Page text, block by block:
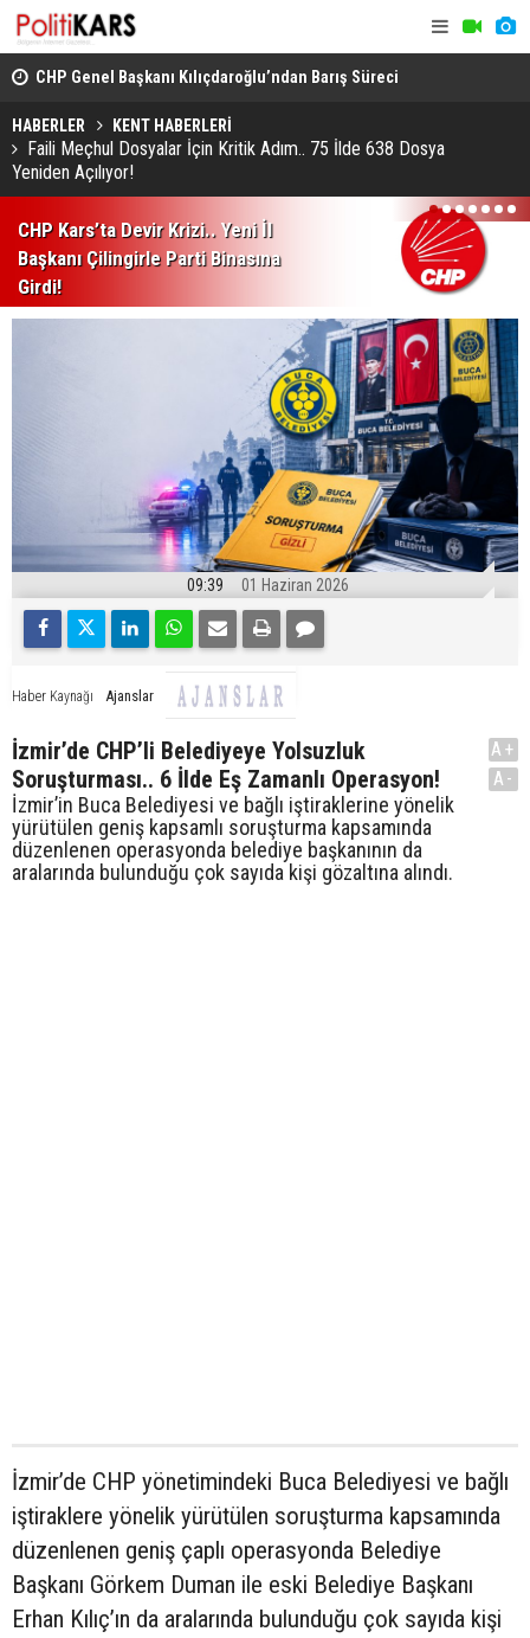
CHP Genel Başkanı Kılıçdaroğlu’ndan Barış Süreci
Vurgusu.. Sorumluluk Alacağız!
HABERLER KENT HABERLERİ
Faili Meçhul Dosyalar İçin Kritik Adım.. 75 İlde 638 Dosya
Yeniden Açılıyor!
CHP Kars’ta Devir Krizi.. Yeni İl
Başkanı Çilingirle Parti Binasına
Girdi!
1 2 3 4 5 6 7
09:39 01 Haziran 2026
Haber Kaynağı Ajanslar
İzmir’de CHP’li Belediyeye Yolsuzluk
Soruşturması.. 6 İlde Eş Zamanlı Operasyon!
İzmir’in Buca Belediyesi ve bağlı iştiraklerine yönelik
yürütülen geniş kapsamlı soruşturma kapsamında
düzenlenen operasyonda belediye başkanının da
aralarında bulunduğu çok sayıda kişi gözaltına alındı.
A+
A-
İzmir’de CHP yönetimindeki Buca Belediyesi ve bağlı
iştiraklere yönelik yürütülen soruşturma kapsamında
düzenlenen geniş çaplı operasyonda Belediye
Başkanı Görkem Duman ile eski Belediye Başkanı
Erhan Kılıç’ın da aralarında bulunduğu çok sayıda kişi